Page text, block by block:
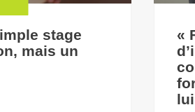
stage
mais un
«